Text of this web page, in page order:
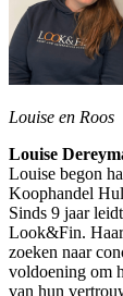
Louise en Roos
Louise
Louise begon
Koophandel
Sinds 9 jaar
Look&Fin.
zoeken naar
voldoening om
van hun